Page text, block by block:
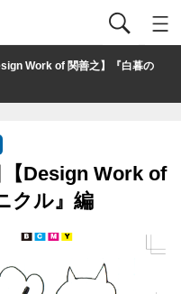
Work of 関善之】『白暮の
【Design Work of
クル』編